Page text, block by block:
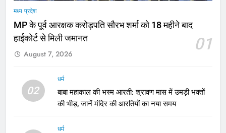
मध्य प्रदेश
MP के पूर्व आरक्षक करोड़पति सौरभ शर्मा को 18 महीने बाद
हाईकोर्ट से मिली जमानत
01
August 7, 2026
02
धर्म
बाबा महाकाल की भस्म आरती: श्रावण मास में उमड़ी भक्तों
की भीड़, जानें मंदिर की आरतियों का नया समय
धर्म